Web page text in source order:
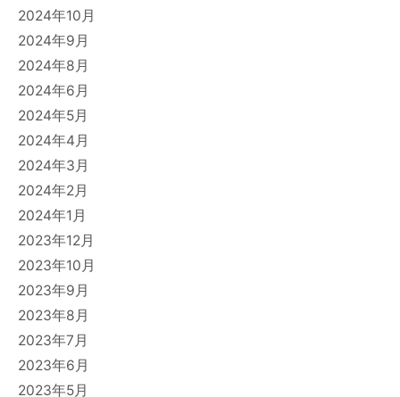
2024年10月
2024年9月
2024年8月
2024年6月
2024年5月
2024年4月
2024年3月
2024年2月
2024年1月
2023年12月
2023年10月
2023年9月
2023年8月
2023年7月
2023年6月
2023年5月